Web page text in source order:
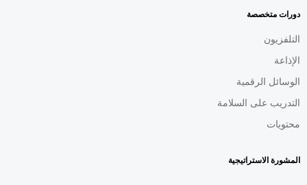
AR
دورات متخصصة
التلفزيون
الإذاعة
الوسائل الرقمية
التدريب على السلامة
محتويات
المشورة الاستراتيجية